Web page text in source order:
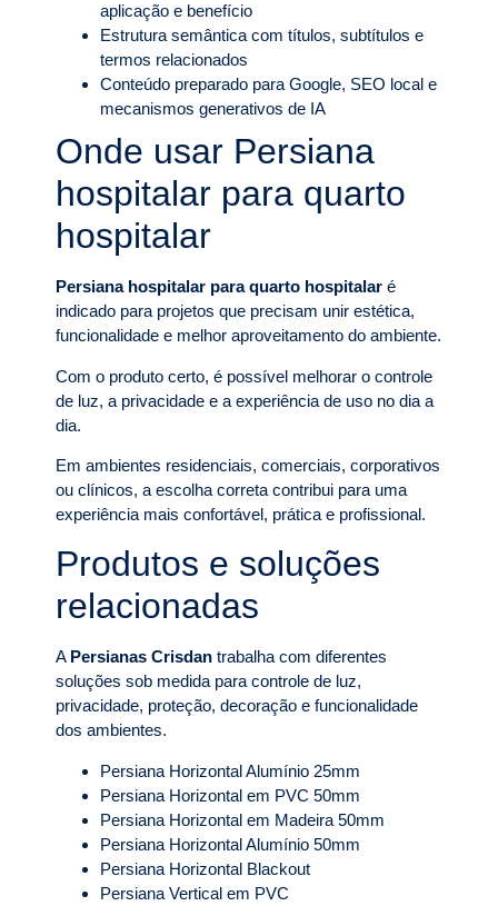
aplicação e benefício
Estrutura semântica com títulos, subtítulos e
termos relacionados
Conteúdo preparado para Google, SEO local e
mecanismos generativos de IA
Onde usar Persiana
hospitalar para quarto
hospitalar
Persiana hospitalar para quarto hospitalar é
indicado para projetos que precisam unir estética,
funcionalidade e melhor aproveitamento do ambiente.
Com o produto certo, é possível melhorar o controle
de luz, a privacidade e a experiência de uso no dia a
dia.
Em ambientes residenciais, comerciais, corporativos
ou clínicos, a escolha correta contribui para uma
experiência mais confortável, prática e profissional.
Produtos e soluções
relacionadas
A Persianas Crisdan trabalha com diferentes
soluções sob medida para controle de luz,
privacidade, proteção, decoração e funcionalidade
dos ambientes.
Persiana Horizontal Alumínio 25mm
Persiana Horizontal em PVC 50mm
Persiana Horizontal em Madeira 50mm
Persiana Horizontal Alumínio 50mm
Persiana Horizontal Blackout
Persiana Vertical em PVC